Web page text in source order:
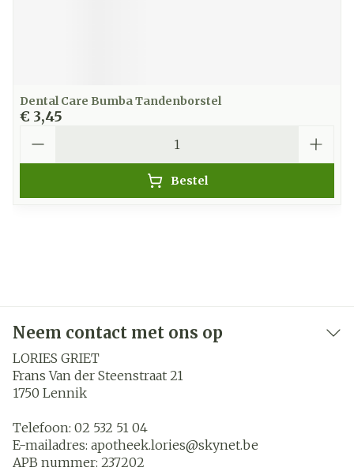
Dental Care Bumba Tandenborstel
€ 3,45
Bestel
Neem contact met ons op
LORIES GRIET
Frans Van der Steenstraat 21
1750 Lennik
Telefoon: 02 532 51 04
E-mailadres: apotheek.lories@skynet.be
APB nummer: 237202